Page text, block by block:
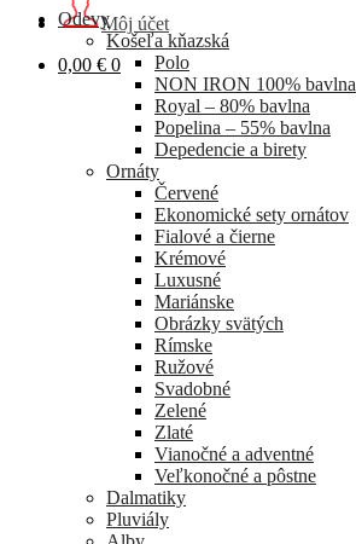
Môj účet
0,00 € 0
Odevy
Košeľa kňazská
Polo
NON IRON 100% bavlna
Royal – 80% bavlna
Popelina – 55% bavlna
Depedencie a birety
Ornáty
Červené
Ekonomické sety ornátov
Fialové a čierne
Krémové
Luxusné
Mariánske
Obrázky svätých
Rímske
Ružové
Svadobné
Zelené
Zlaté
Vianočné a adventné
Veľkonočné a pôstne
Dalmatiky
Pluviály